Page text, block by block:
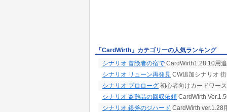
「CardWirth」カテゴリーの人気ランキング
シナリオ 冒険者の宿で CardWirth1.28.10用
シナリオ リューン再発見 CW追加シナリオ
シナリオ プロローグ 初心者向けカードワー
シナリオ 盗難品の回収依頼 CardWirth
シナリオ 銀斧のジハード CardWirth ver.1.28